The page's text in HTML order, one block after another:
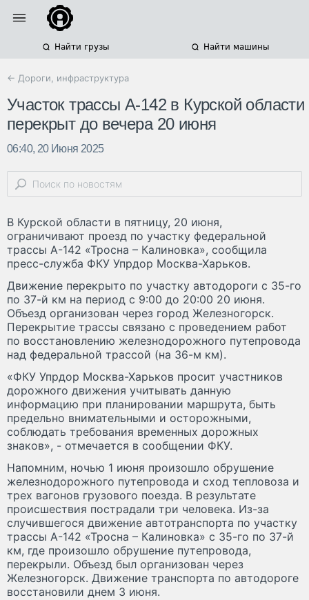
Найти грузы Найти машины
← Дороги, инфраструктура
Участок трассы А-142 в Курской области
перекрыт до вечера 20 июня
06:40, 20 Июня 2025
В Курской области в пятницу, 20 июня,
ограничивают проезд по участку федеральной
трассы А-142 «Тросна – Калиновка», сообщила
пресс-служба ФКУ Упрдор Москва-Харьков.
Движение перекрыто по участку автодороги с 35-го
по 37-й км на период с 9:00 до 20:00 20 июня.
Объезд организован через город Железногорск.
Перекрытие трассы связано с проведением работ
по восстановлению железнодорожного путепровода
над федеральной трассой (на 36-м км).
«ФКУ Упрдор Москва-Харьков просит участников
дорожного движения учитывать данную
информацию при планировании маршрута, быть
предельно внимательными и осторожными,
соблюдать требования временных дорожных
знаков», - отмечается в сообщении ФКУ.
Напомним, ночью 1 июня произошло обрушение
железнодорожного путепровода и сход тепловоза и
трех вагонов грузового поезда. В результате
происшествия пострадали три человека. Из-за
случившегося движение автотранспорта по участку
трассы А-142 «Тросна – Калиновка» с 35-го по 37-й
км, где произошло обрушение путепровода,
перекрыли. Объезд был организован через
Железногорск. Движение транспорта по автодороге
восстановили днем 3 июня.